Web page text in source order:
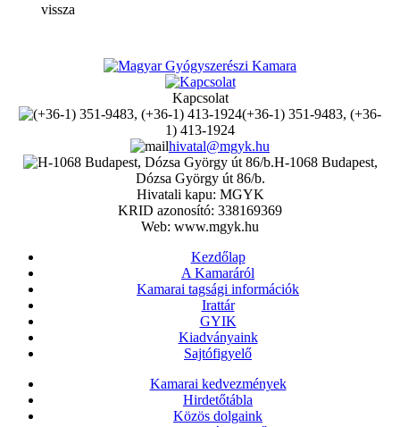
vissza
Kapcsolat
(+36-1) 351-9483, (+36-
1) 413-1924
hivatal@mgyk.hu
H-1068 Budapest,
Dózsa György út 86/b.
Hivatali kapu: MGYK
KRID azonosító: 338169369
Web: www.mgyk.hu
Kezdőlap
A Kamaráról
Kamarai tagsági információk
Irattár
GYIK
Kiadványaink
Sajtófigyelő
Kamarai kedvezmények
Hirdetőtábla
Közös dolgaink